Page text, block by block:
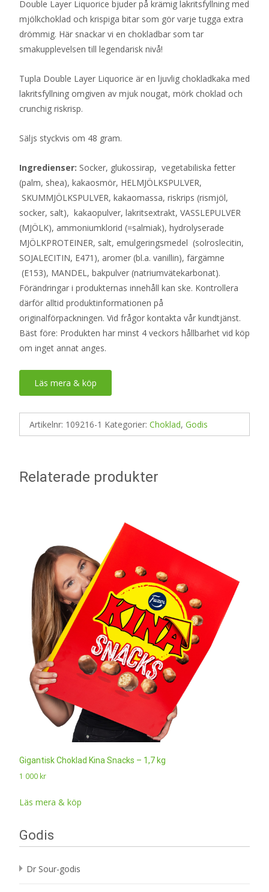
Double Layer Liquorice bjuder på krämig lakritsfyllning med
mjölkchoklad och krispiga bitar som gör varje tugga extra
drömmig. Här snackar vi en chokladbar som tar
smakupplevelsen till legendarisk nivå!
Tupla Double Layer Liquorice är en ljuvlig chokladkaka med
lakritsfyllning omgiven av mjuk nougat, mörk choklad och
crunchig riskrisp.
Säljs styckvis om 48 gram.
Ingredienser: Socker, glukossirap, vegetabiliska fetter
(palm, shea), kakaosmör, HELMJÖLKSPULVER,
SKUMMJÖLKSPULVER, kakaomassa, riskrips (rismjöl,
socker, salt), kakaopulver, lakritsextrakt, VASSLEPULVER
(MJÖLK), ammoniumklorid (=salmiak), hydrolyserade
MJÖLKPROTEINER, salt, emulgeringsmedel (solroslecitin,
SOJALECITIN, E471), aromer (bl.a. vanillin), färgämne
(E153), MANDEL, bakpulver (natriumvätekarbonat).
Förändringar i produkternas innehåll kan ske. Kontrollera
därför alltid produktinformationen på
originalförpackningen. Vid frågor kontakta vår kundtjänst.
Bäst före: Produkten har minst 4 veckors hållbarhet vid köp
om inget annat anges.
Läs mera & köp
Artikelnr: 109216-1 Kategorier: Choklad, Godis
Relaterade produkter
Gigantisk Choklad Kina Snacks – 1,7 kg
1 000 kr
Läs mera & köp
Godis
Dr Sour-godis